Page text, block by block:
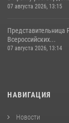
07 августа 2026, 13:15
Представительница
Всероссийских...
07 августа 2026, 13:14
НАВИГАЦИЯ
Новости